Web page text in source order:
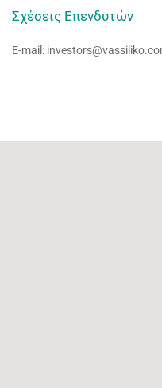
Σχέσεις Επενδυτών
E-mail: